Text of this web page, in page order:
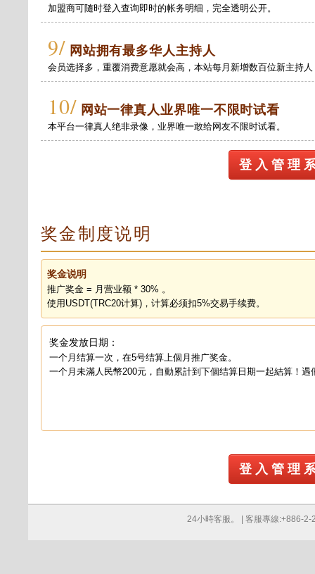
加盟商可随时登入查询即时的帐务明细，完全透明公开。
9/ 网站拥有最多华人主持人
会员选择多，重覆消费意愿就会高，本站每月新增数百位新主持
10/ 网站一律真人业界唯一不限时试看
本平台一律真人绝非录像，业界唯一敢给网友不限时试看。
登 入 管 理
奖金制度说明
奖金说明
推广奖金 = 月营业额 * 30% 。
使用USDT(TRC20计算)，计算必须扣5%交易手续费。
奖金发放日期：
一个月结算一次，在5号结算上個月推广奖金。
一个月未滿人民幣200元，自動累計到下個结算日期一起結算！遇
登 入 管 理
24小時客服。 | 客服專線:+886-